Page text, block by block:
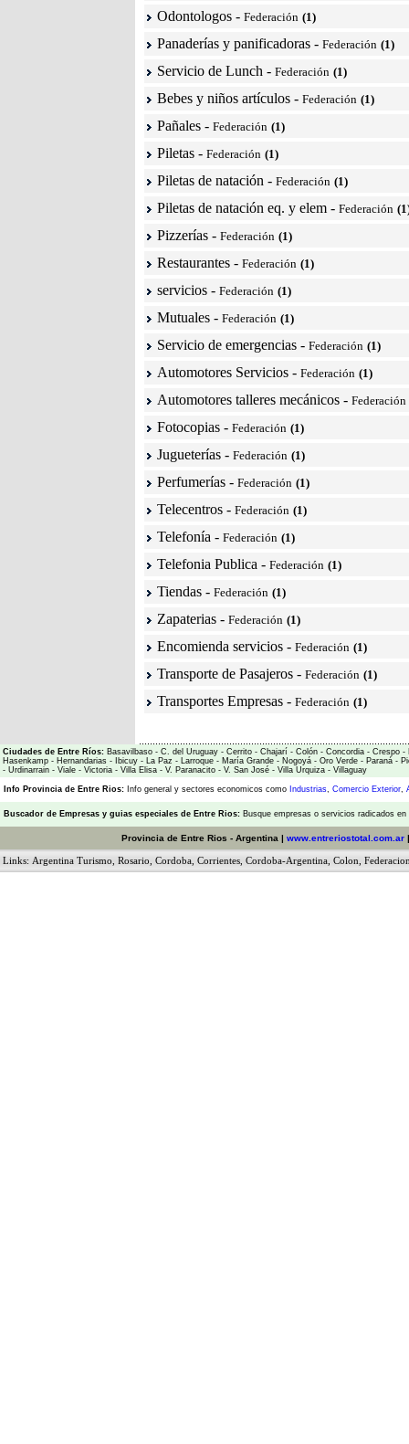
Odontologos - Federación (1)
Panaderías y panificadoras - Federación (1)
Servicio de Lunch - Federación (1)
Bebes y niños artículos - Federación (1)
Pañales - Federación (1)
Piletas - Federación (1)
Piletas de natación - Federación (1)
Piletas de natación eq. y elem - Federación
Pizzerías - Federación (1)
Restaurantes - Federación (1)
servicios - Federación (1)
Mutuales - Federación (1)
Servicio de emergencias - Federación (1)
Automotores Servicios - Federación (1)
Automotores talleres mecánicos - Federación
Fotocopias - Federación (1)
Jugueterías - Federación (1)
Perfumerías - Federación (1)
Telecentros - Federación (1)
Telefonía - Federación (1)
Telefonia Publica - Federación (1)
Tiendas - Federación (1)
Zapaterias - Federación (1)
Encomienda servicios - Federación (1)
Transporte de Pasajeros - Federación (1)
Transportes Empresas - Federación (1)
Ciudades de Entre Ríos: Basavilbaso - C. del Uruguay - Cerrito - Chajarí - Colón - Concordia - Crespo -
Hasenkamp - Hernandarias - Ibicuy - La Paz - Larroque - María Grande - Nogoyá - Oro Verde - Paraná -
- Urdinarrain - Viale - Victoria - Villa Elisa - V. Paranacito - V. San José - Villa Urquiza - Villaguay
Info Provincia de Entre Rios: Info general y sectores economicos como Industrias, Comercio Exterior,
Buscador de Empresas y guias especiales de Entre Rios: Busque empresas o servicios radicados
Provincia de Entre Rios - Argentina | www.entreriostotal.com.ar
Links: Argentina Turismo Rosario Cordoba Corrientes Cordoba-Argentina Colon